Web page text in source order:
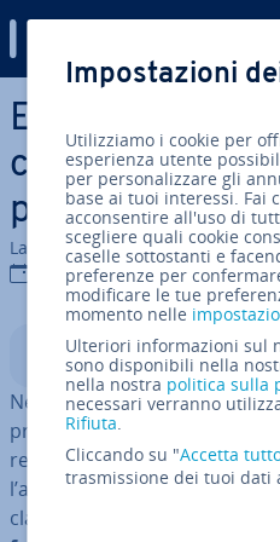
Vai al contenuto prin­ci­pa­le
come risolvere
problema di
La redazione di IONOS
28 feb 2019
Indice
Nel 2008 Google ha ri­la­scia­to
proprio browser, Chrome.
ren­za rap­pre­sen­ta­ta da
l’ap­pli­ca­zio­ne ha riscosso in
clamoroso, che ha portato
Impostazioni
Utilizziamo i cookie per
esperienza utente
per personalizzare gli
base ai tuoi interessi. Fai
acconsentire all'uso di
scegliere quali cookie
caselle sottostanti e
preferenze per
modificare le tue
momento nelle
Ulteriori informazioni sul
sono disponibili nella
nella nostra politica sulla
necessari verranno
Rifiuta.
Cliccando su "Accetta
trasmissione dei tuoi dati